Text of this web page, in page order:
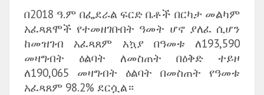
በ2018 ዓ.ም በፌደራል ፍርድ ቤቶች በርካታ መልካም
አፈጻጸሞች የተመዘገቡበት ዓመት ሆኖ ያለፈ ሲሆን
ከመዝገብ አፈጻጸም አኳያ በዓመቱ ለ193,590
መዛግብት ዕልባት ለመስጠት በዕቅድ ተይዞ
ለ190,065 መዛግብት ዕልባት በመስጠት የዓመቱ
አፈጻጸም 98.2% ደርሷል።